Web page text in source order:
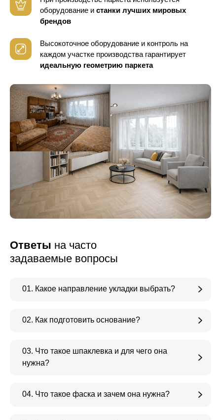
оборудование и станки лучших мировых
брендов
Высокоточное оборудование и контроль на
каждом участке производства гарантирует
идеальную геометрию паркета
Ответы на часто
задаваемые вопросы
01. Какое направление укладки выбрать?
02. Как подготовить основание?
03. Что такое шпаклевка и для чего она
нужна?
04. Что такое фаска и зачем она нужна?